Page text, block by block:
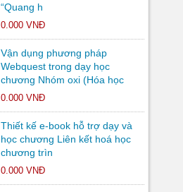
“Quang h
0.000 VNĐ
Vận dụng phương pháp
Webquest trong dạy học
chương Nhóm oxi (Hóa học
0.000 VNĐ
Thiết kế e-book hỗ trợ dạy và
học chương Liên kết hoá học
chương trìn
0.000 VNĐ